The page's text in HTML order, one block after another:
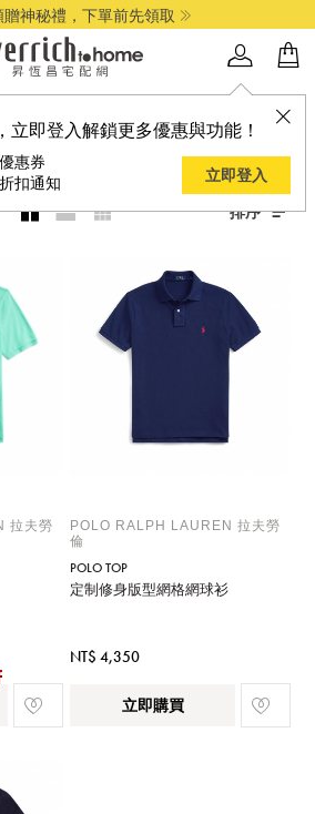
神秘禮，下單前先領取
立即登入解鎖更多優惠與功能！
惠券
扣通知
立即登入
所有男-M商品
3
排序
拉夫勞
POLO RALPH LAUREN 拉夫勞
倫
POLO TOP
定制修身版型網格網球衫
NT$ 4,350
立即購買